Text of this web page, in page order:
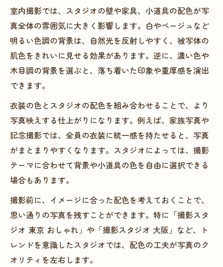
室内撮影では、スタジオの壁や家具、小道具の配色が写
真全体の雰囲気に大きく影響します。白やベージュなど
明るい色調の背景は、自然光を反射しやすく、被写体の
肌色をきれいに見せる効果があります。逆に、濃い色や
木目調の背景を選ぶと、落ち着いた印象や重厚感を演出
できます。
衣装の色とスタジオの配色を組み合わせることで、より
写真映えする仕上がりになります。例えば、家族写真や
記念撮影では、全員の衣装に統一感を持たせると、写真
がまとまりやすくなります。スタジオによっては、撮影
テーマに合わせて背景や小道具の色を自由に選択できる
場合もあります。
撮影前に、イメージに合った配色を考えておくことで、
思い通りの写真を残すことができます。特に「撮影スタ
ジオ 東京 おしゃれ」や「撮影スタジオ 大阪」など、ト
レンドを意識したスタジオでは、配色の工夫が写真のク
オリティを左右します。